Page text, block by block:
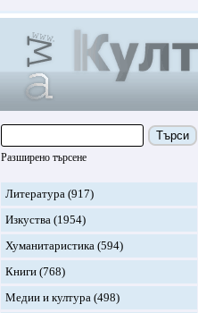
Търси
Разширено търсене
Литература (917)
Изкуства (1954)
Хуманитаристика (594)
Книги (768)
Медии и култура (498)